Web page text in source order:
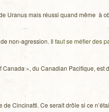
Ura­nus mais réussi quand même à
non-agression. Il faut se méfier des
», du Cana­dian Paci­fique, est
Cin­ci­natti. Ce serait drôle si ce